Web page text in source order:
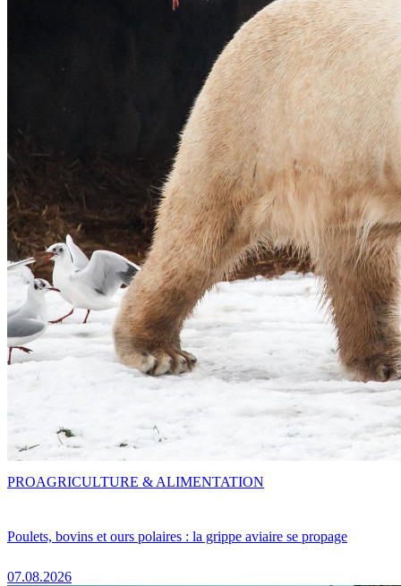
Poulets, bovins et ours polaires : la grippe aviaire se propage
07.08.2026
PROAGRICULTURE & ALIMENTATION